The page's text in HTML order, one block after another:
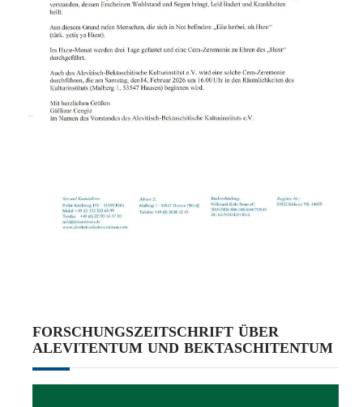
FORSCHUNGSZEITSCHRIFT ÜBER
ALEVITENTUM UND BEKTASCHITENTUM